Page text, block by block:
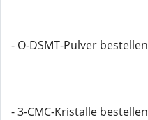
- O-DSMT-Pulver bestellen
- 3-CMC-Kristalle bestellen